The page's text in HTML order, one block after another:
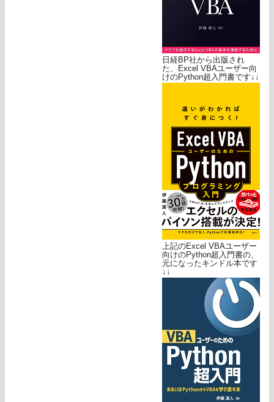
日経BP社から出版され
た、Excel VBAユーザー向
けのPython超入門書です↓↓
上記のExcel VBAユーザー
向けのPython超入門書の、
元になったキンドル本です
↓↓